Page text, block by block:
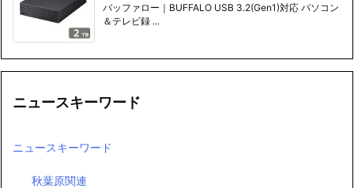
バッファロー｜BUFFALO USB 3.2(Gen1)対応 パソコン
＆テレビ録 ...
ニュースキーワード
ニュースキーワード
秋葉原関連